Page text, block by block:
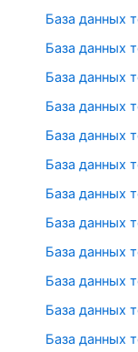
База данных
База данных
База данных
База данных
База данных
База данных
База данных
База данных
База данных
База данных
База данных
База данных